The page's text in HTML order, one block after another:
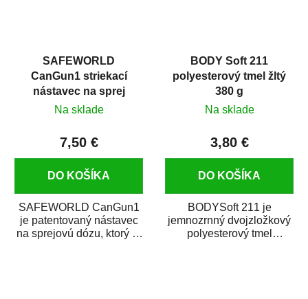
SAFEWORLD
CanGun1 striekací
nástavec na sprej
Na sklade
7,50 €
DO KOŠÍKA
SAFEWORLD CanGun1
je patentovaný nástavec
na sprejovú dózu, ktorý ju
BODY Soft 211
polyesterový tmel žltý
380 g
Na sklade
3,80 €
DO KOŠÍKA
BODYSoft 211 je
jemnozrnný dvojzložkový
polyesterový tmel